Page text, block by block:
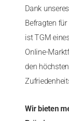
Dank
Befragten
ist TGM
Online-
den
Wir bieten